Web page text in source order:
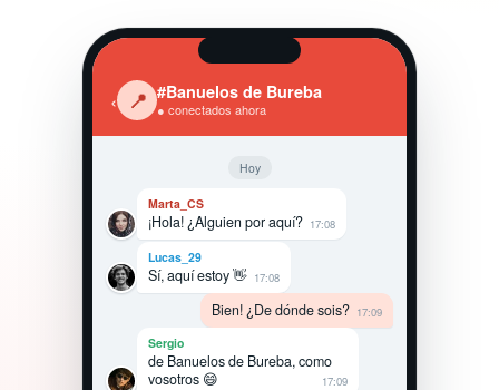
‹ 📍 #Banuelos de Bureba
● conectados ahora
Hoy
Marta_CS
¡Hola! ¿Alguien por aquí? 17:08
Lucas_29
Sí, aquí estoy 👋 17:08
Bien! ¿De dónde sois? 17:09
Sergio
de Banuelos de Bureba, como
vosotros 😄
17:09